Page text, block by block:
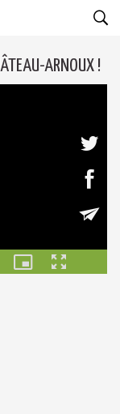
ARNOUX !